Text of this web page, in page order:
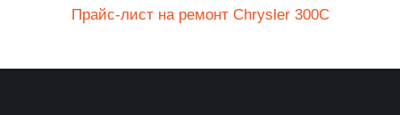
Прайс-лист на ремонт Chrysler 300C